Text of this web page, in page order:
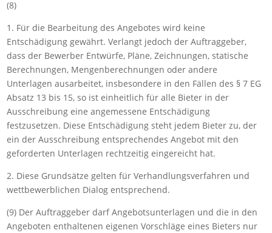
(8)
1. Für die Bearbeitung des Angebotes wird keine
Entschädigung gewährt. Verlangt jedoch der Auftraggeber,
dass der Bewerber Entwürfe, Pläne, Zeichnungen, statische
Berechnungen, Mengenberechnungen oder andere
Unterlagen ausarbeitet, insbesondere in den Fällen des §7 EG
Absatz 13 bis 15, so ist einheitlich für alle Bieter in der
Ausschreibung eine angemessene Entschädigung
festzusetzen. Diese Entschädigung steht jedem Bieter zu, der
ein der Ausschreibung entsprechendes Angebot mit den
geforderten Unterlagen rechtzeitig eingereicht hat.
2. Diese Grundsätze gelten für Verhandlungsverfahren und
wettbewerblichen Dialog entsprechend.
(9) Der Auftraggeber darf Angebotsunterlagen und die in den
Angeboten enthaltenen eigenen Vorschläge eines Bieters nur